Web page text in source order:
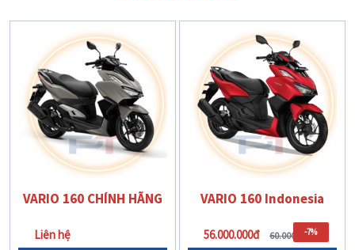
VARIO 160 CHÍNH HÃNG
Liên hệ
VARIO 160 Indonesia
56.000.000đ 60.000.000đ
-7%